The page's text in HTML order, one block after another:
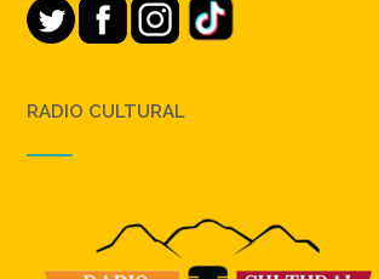
RADIO CULTURAL